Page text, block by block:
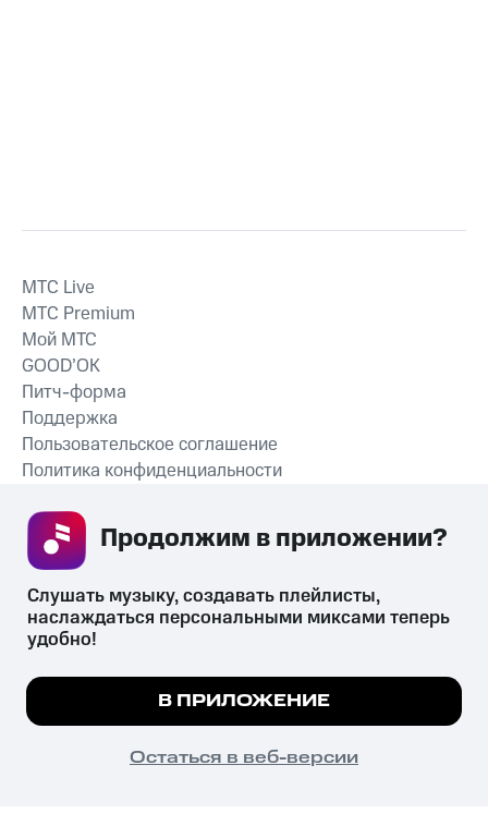
СКАЧАТЬ ПРИЛОЖЕНИЕ
MTС Live
MTС Premium
Мой МТС
GOOD’OK
Питч-форма
Поддержка
Пользовательское соглашение
Политика конфиденциальности
психотропных веществ, их аналогов причиняет вред здоровью,
их незаконный оборот запрещён и влечёт установленную
законодательством ответственность.
© 2026 ООО «КИОН».
Все права защищены
Мы используем куки, чтобы на сайте все
Подробнее
ПОНЯТНО
Слушать музыку, создавать плейлисты,
наслаждаться персональными миксами теперь
удобно!
В ПРИЛОЖЕНИЕ
Остаться в веб-версии